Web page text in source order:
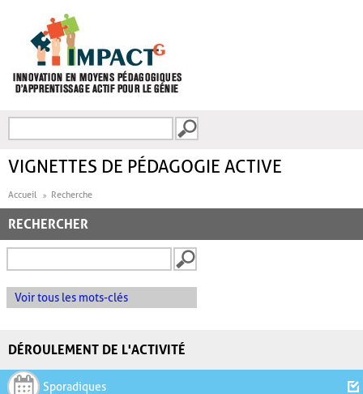
FORMULAIRE DE
VIGNETTES DE PÉDAGOGIE ACTIVE
Accueil Recherche
RECHERCHER
Voir tous les mots-clés
DÉROULEMENT DE L'ACTIVITÉ
Sporadiques